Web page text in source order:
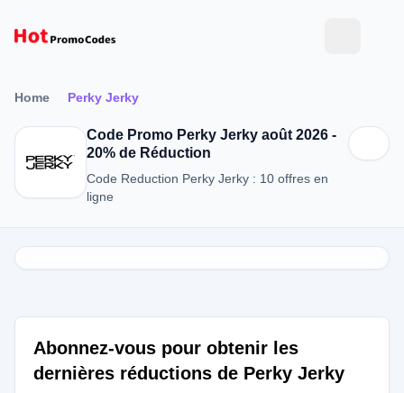
Home Perky Jerky
Code Promo Perky Jerky août 2026 -
20% de Réduction
Code Reduction Perky Jerky : 10 offres en
ligne
Abonnez-vous pour obtenir les
dernières réductions de Perky Jerky